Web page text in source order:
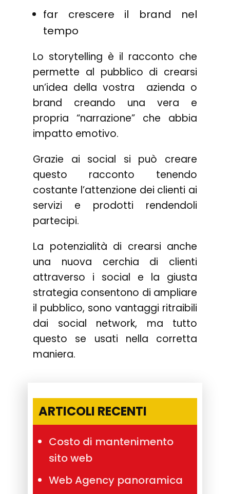
far crescere il brand nel
tempo
Lo storytelling è il racconto che
permette al pubblico di crearsi
un’idea della vostra azienda o
brand creando una vera e
propria “narrazione” che abbia
impatto emotivo.
Grazie ai social si può creare
questo racconto tenendo
costante l’attenzione dei clienti ai
servizi e prodotti rendendoli
partecipi.
La potenzialità di crearsi anche
una nuova cerchia di clienti
attraverso i social e la giusta
strategia consentono di ampliare
il pubblico, sono vantaggi ritraibili
dai social network, ma tutto
questo se usati nella corretta
maniera.
ARTICOLI RECENTI
Costo di mantenimento
sito web
Web Agency panoramica